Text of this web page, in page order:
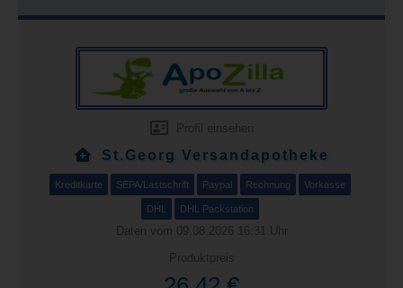
Profil einsehen
St.Georg Versandapotheke
Kreditkarte SEPA/Lastschrift Paypal Rechnung Vorkasse
DHL DHL Packstation
Daten vom 09.08.2026 16:31 Uhr
Produktpreis